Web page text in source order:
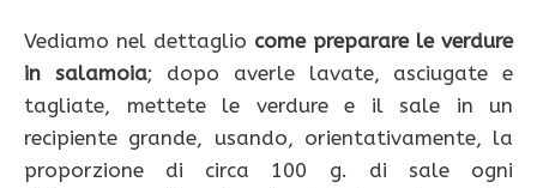
Vediamo nel dettaglio come preparare le verdure
in salamoia; dopo averle lavate, asciugate e
tagliate, mettete le verdure e il sale in un
recipiente grande, usando, orientativamente, la
proporzione di circa 100 g. di sale ogni